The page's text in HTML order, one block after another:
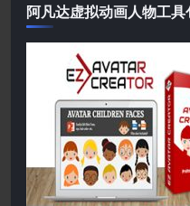
阿凡达虚拟动画人物工具